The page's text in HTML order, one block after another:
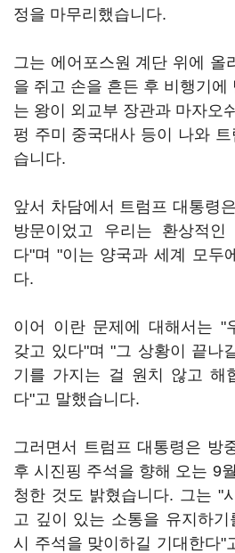
정을 마무리했습니다.
그는 에어포스원 계단 위에 올
을 쥐고 손을 흔든 후 비행기에
는 왕이 외교부 장관과 마자오
펑 주미 중국대사 등이 나와
습니다.
앞서 차담에서 트럼프 대통령
방문이었고 우리는 환상적
다"며 "이는 양국과 세계 모두
다.
이어 이란 문제에 대해서는 "
갖고 있다"며 "그 상황이 끝나
기를 가지는 걸 원치 않고 해
다"고 말했습니다.
그러면서 트럼프 대통령은 방
후 시진핑 주석을 향해 오는 9
청한 것도 밝혔습니다. 그는 "
고 깊이 있는 소통을 유지하기
시 주석을 맞이하길 기대한다"